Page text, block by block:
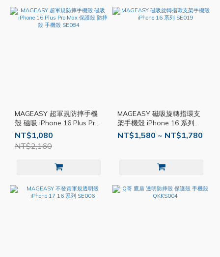
MAGEASY 超軍規防摔手機
殼 磁吸 iPhone 16 Plus Pro
Max 保護殼 防摔殼 手機殼
SE084
NT$1,080
NT$2,160
MAGEASY 磁吸旋轉指環支
架手機殼 iPhone 16 系列
SE019
NT$1,580 ~ NT$1,780